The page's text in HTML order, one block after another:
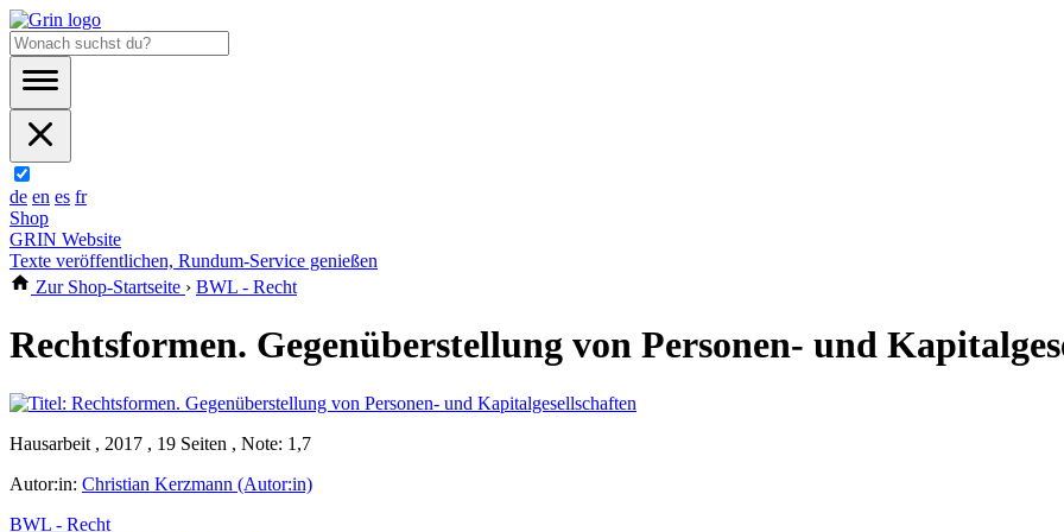
de en es fr
Shop
GRIN Website
Texte veröffentlichen, Rundum-Service genießen
Zur Shop-Startseite › BWL - Recht
Rechtsformen. Gegenüberstellung von Personen- und
Hausarbeit , 2017 , 19 Seiten , Note: 1,7
Autor:in: Christian Kerzmann (Autor:in)
BWL - Recht